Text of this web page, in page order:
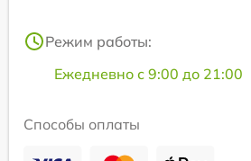
Режим работы:
Ежедневно с 9:00 до 21:00
Способы оплаты